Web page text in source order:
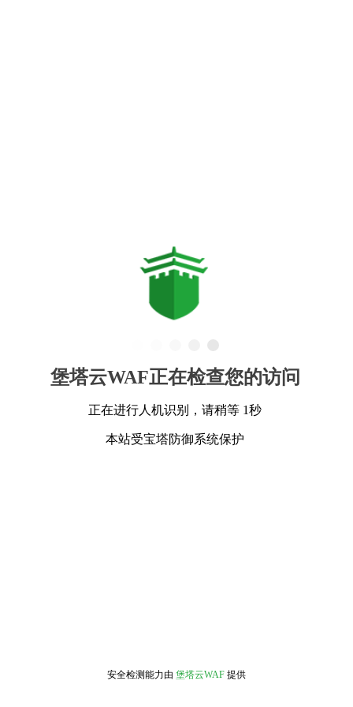
堡塔云WAF正在检查您的访问
正在进行人机识别，请稍等 1秒
本站受宝塔防御系统保护
安全检测能力由 堡塔云WAF 提供